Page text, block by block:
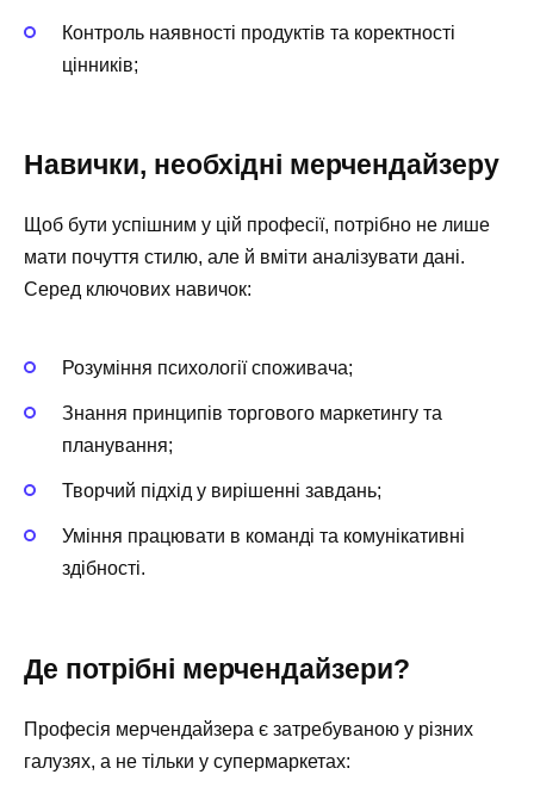
Контроль наявності продуктів та коректності
цінників;
Навички, необхідні мерчендайзеру
Щоб бути успішним у цій професії, потрібно не лише
мати почуття стилю, але й вміти аналізувати дані.
Серед ключових навичок:
Розуміння психології споживача;
Знання принципів торгового маркетингу та
планування;
Творчий підхід у вирішенні завдань;
Уміння працювати в команді та комунікативні
здібності.
Де потрібні мерчендайзери?
Професія мерчендайзера є затребуваною у різних
галузях, а не тільки у супермаркетах: